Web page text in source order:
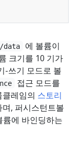
data
에 볼륨이
크기를 10 기가
-쓰기 모드로 볼
접근 모드를
레임의 스토리
며, 퍼시스턴트볼
에 바인딩하는